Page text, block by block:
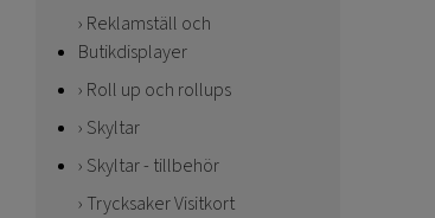
Reklamställ och
Butikdisplayer
Roll up och rollups
Skyltar
Skyltar - tillbehör
Trycksaker Visitkort